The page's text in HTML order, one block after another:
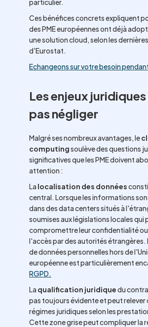
particulier.
Ces bénéfices concrets expliquent
des PME européennes ont déjà
une solution cloud, selon les
d'Eurostat.
Echangeons sur votre besoin
Les enjeux juridiques
pas négliger
Malgré ses nombreux avantages, le
computingsoulève des questions
significatives que les PME doivent
attention :
La localisation des données
central. Lorsque les informations
dans des data centers situés à
soumises aux législations locales qui
compromettre leur confidentialité
l'accès par des autorités
de données personnelles hors de
européenne est particulièrement
RGPD.
La qualification juridiquedu
pas toujours évidente et peut
régimes juridiques selon les
Cette zone grise peut compliquer la